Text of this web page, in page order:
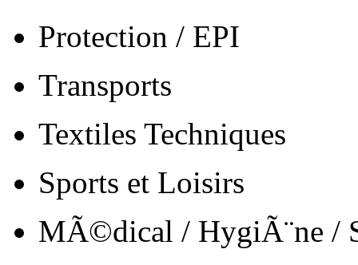
Protection / EPI
Transports
Textiles Techniques
Sports et Loisirs
MÃ©dical / HygiÃ¨ne /